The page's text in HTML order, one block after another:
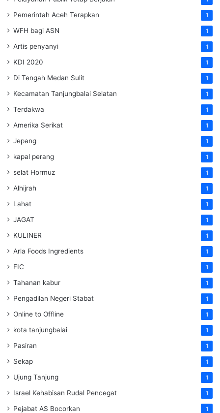
Pemerintah Aceh Terapkan 1
WFH bagi ASN 1
Artis penyanyi 1
KDI 2020 1
Di Tengah Medan Sulit 1
Kecamatan Tanjungbalai Selatan 1
Terdakwa 1
Amerika Serikat 1
Jepang 1
kapal perang 1
selat Hormuz 1
Alhijrah 1
Lahat 1
JAGAT 1
KULINER 1
Arla Foods Ingredients 1
FIC 1
Tahanan kabur 1
Pengadilan Negeri Stabat 1
Online to Offline 1
kota tanjungbalai 1
Pasiran 1
Sekap 1
Ujung Tanjung 1
Israel Kehabisan Rudal Pencegat 1
Pejabat AS Bocorkan 1